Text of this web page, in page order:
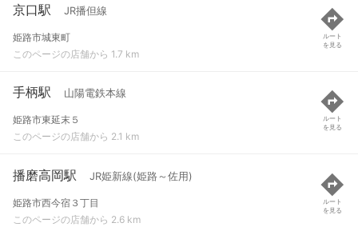
京口駅 JR播但線
姫路市城東町
このページの店舗から 1.7 km
ルート
を見る
手柄駅 山陽電鉄本線
姫路市東延末５
このページの店舗から 2.1 km
ルート
を見る
播磨高岡駅 JR姫新線(姫路～佐用)
姫路市西今宿３丁目
このページの店舗から 2.6 km
ルート
を見る